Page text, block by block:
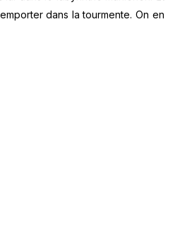
dans la tourmente. On en